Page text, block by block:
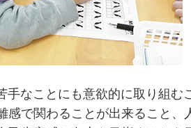
手なことにも意欲的に取り組む
感で関わることが出来ること、